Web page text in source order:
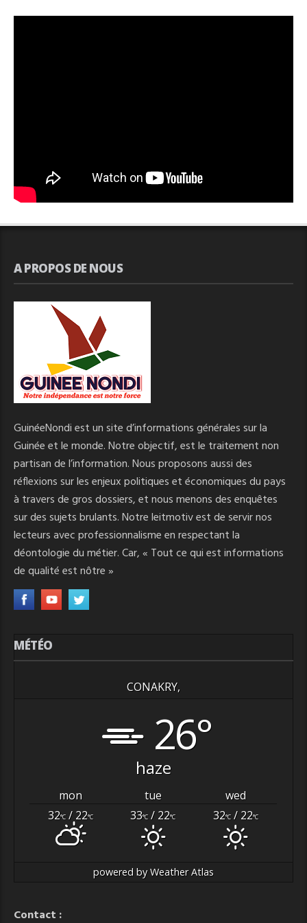
A PROPOS DE NOUS
GuinéeNondi est un site d’informations générales sur la
Guinée et le monde. Notre objectif, est le traitement non
partisan de l’information. Nous proposons aussi des
réflexions sur les enjeux politiques et économiques du pays
à travers de gros dossiers, et nous menons des enquêtes
sur des sujets brulants. Notre leitmotiv est de servir nos
lecteurs avec professionnalisme en respectant la
déontologie du métier. Car, « Tout ce qui est informations
de qualité est nôtre »
MÉTÉO
CONAKRY,
26°
haze
mon tue
wed
32°C / 22°C 33°C / 22°C 32°C/ 22°C
powered byWeather Atlas
Contact :